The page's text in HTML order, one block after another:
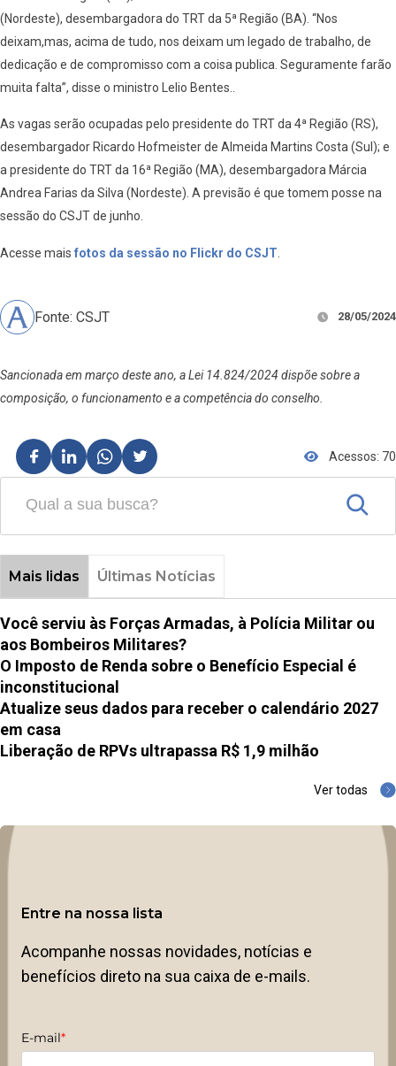
(Nordeste), desembargadora do TRT da 5ª Região (BA). “Nos
deixam,mas, acima de tudo, nos deixam um legado de trabalho, de
dedicação e de compromisso com a coisa publica. Seguramente farão
muita falta”, disse o ministro Lelio Bentes..
As vagas serão ocupadas pelo presidente do TRT da 4ª Região (RS),
desembargador Ricardo Hofmeister de Almeida Martins Costa (Sul); e
a presidente do TRT da 16ª Região (MA), desembargadora Márcia
Andrea Farias da Silva (Nordeste). A previsão é que tomem posse na
sessão do CSJT de junho.
Acesse mais fotos da sessão no Flickr do CSJT
Fonte: CSJT 28/05/2024
Sancionada em março deste ano, a Lei 14.824/2024 dispõe sobre a
composição, o funcionamento e a competência do conselho.
Acessos: 70
Mais lidas Últimas Notícias
Você serviu às Forças Armadas, à Polícia Militar ou
aos Bombeiros Militares?
O Imposto de Renda sobre o Benefício Especial é
inconstitucional
Atualize seus dados para receber o calendário 2027
em casa
Liberação de RPVs ultrapassa R$ 1,9 milhão
Ver todas
Entre na nossa lista
Acompanhe nossas novidades, notícias e
benefícios direto na sua caixa de e-mails.
E-mail*